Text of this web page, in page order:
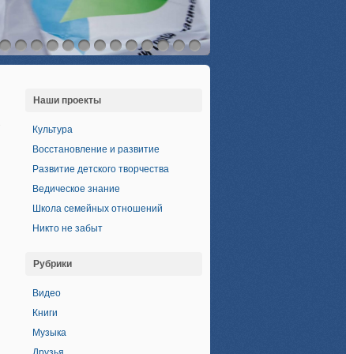
Наши проекты
Культура
Восстановление и развитие
Развитие детского творчества
Ведическое знание
Школа семейных отношений
Никто не забыт
Рубрики
Видео
Книги
Музыка